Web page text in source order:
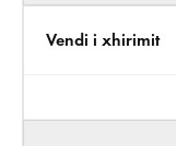
Vendi i xhirimit